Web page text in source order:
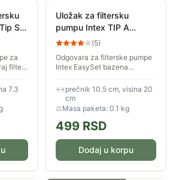
S1
za
filter
i
7.3
Uložak za filtersku
pumpu Intex TIP A
EasySet bazena prečnika
(59900)
(5)
Odgovara za filterske pumpe
Intex EasySet bazena
Fabrički broj filtera: 59900
TIP: A
↔prečnik 10.5 cm, visina 20
cm
⚖Masa paketa: 0.1 kg
499 RSD
Dodaj u korpu